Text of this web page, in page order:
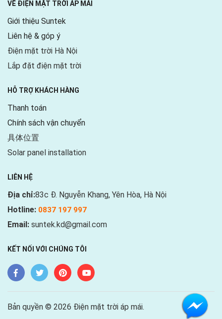
VỀ ĐIỆN MẶT TRỜI ÁP MÁI
Giới thiệu Suntek
Liên hệ & góp ý
Điện mặt trời Hà Nội
Lắp đặt điện mặt trời
HỖ TRỢ KHÁCH HÀNG
Thanh toán
Chính sách vận chuyển
具体位置
Solar panel installation
LIÊN HỆ
Địa chỉ:83c Đ. Nguyễn Khang, Yên Hòa, Hà Nội
Hotline: 0837 197 997
Email: suntek.kd@gmail.com
KẾT NỐI VỚI CHÚNG TÔI
Bản quyền © 2026 Điện mặt trời áp mái.